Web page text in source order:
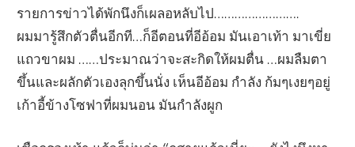
รายการข่าวได้พักนึงก็เผลอหลับไป…………………….
ผมมารู้สึกตัวตื่นอีกที…ก็อีตอนที่อีอ้อม มันเอาเท้า มาเขี่ย
แถวขาผม ……ประมาณว่าจะสะกิดให้ผมตื่น …ผมลืมตา
ขึ้นและผลักตัวเองลุกขึ้นนั่ง เห็นอีอ้อม กำลัง ก้มๆเงยๆอยู่
เก้าอี้ข้างโซฟาที่ผมนอน มันกำลังผูก